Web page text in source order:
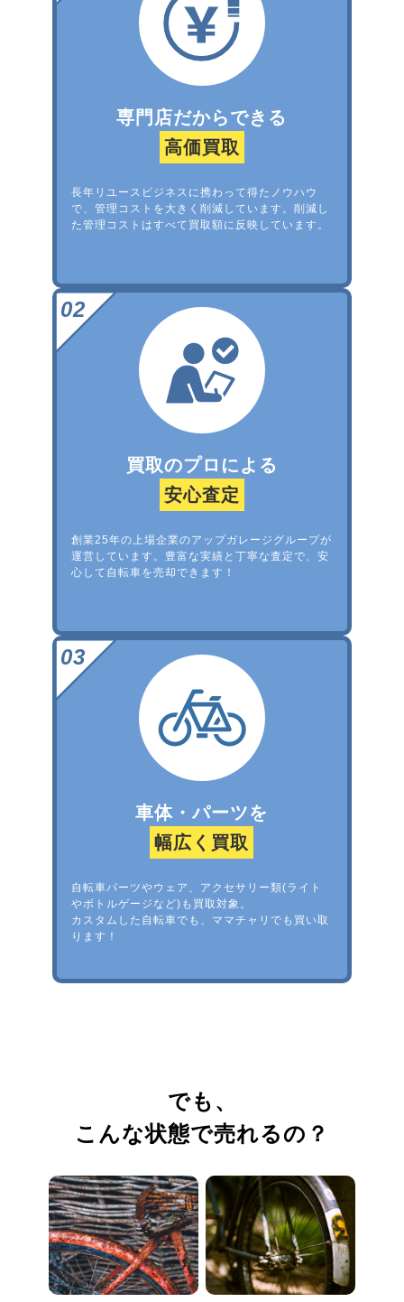
専門店だからできる
高価買取
長年リユースビジネスに携わって得たノウハウ
で、管理コストを大きく削減しています。削減し
た管理コストはすべて買取額に反映しています。
買取のプロによる
安心査定
創業25年の上場企業のアップガレージグループが
運営しています。豊富な実績と丁寧な査定で、安
心して自転車を売却できます！
車体・パーツを
幅広く買取
自転車パーツやウェア、アクセサリー類(ライト
やボトルゲージなど)も買取対象。
カスタムした自転車でも、ママチャリでも買い取
ります！
でも、
こんな状態で売れるの？